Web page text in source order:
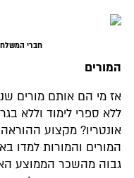
חברי
המורים
אז מי הם אותם מורים
ללא ספרי לימוד וללא
אונטריו? מקצוע